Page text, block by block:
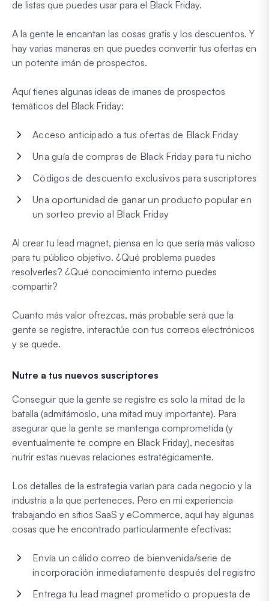
de listas que puedes usar para el Black Friday.
A la gente le encantan las cosas gratis y los descuentos. Y
hay varias maneras en que puedes convertir tus ofertas en
un potente imán de prospectos.
Aquí tienes algunas ideas de imanes de prospectos
temáticos del Black Friday:
Acceso anticipado a tus ofertas de Black Friday
Una guía de compras de Black Friday para tu nicho
Códigos de descuento exclusivos para suscriptores
Una oportunidad de ganar un producto popular en
un sorteo previo al Black Friday
Al crear tu lead magnet, piensa en lo que sería más valioso
para tu público objetivo. ¿Qué problema puedes
resolverles? ¿Qué conocimiento interno puedes
compartir?
Cuanto más valor ofrezcas, más probable será que la
gente se registre, interactúe con tus correos electrónicos
y se quede.
Nutre a tus nuevos suscriptores
Conseguir que la gente se registre es solo la mitad de la
batalla (admitámoslo, una mitad muy importante). Para
asegurar que la gente se mantenga comprometida (y
eventualmente te compre en Black Friday), necesitas
nutrir estas nuevas relaciones estratégicamente.
Los detalles de la estrategia varían para cada negocio y la
industria a la que perteneces. Pero en mi experiencia
trabajando en sitios SaaS y eCommerce, aquí hay algunas
cosas que he encontrado particularmente efectivas:
Envía un cálido correo de bienvenida/serie de
incorporación inmediatamente después del registro
Entrega tu lead magnet prometido o propuesta de